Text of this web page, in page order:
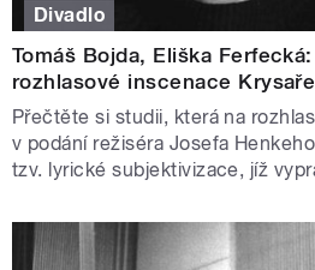
Divadlo
Tomáš Bojda, Eliška
rozhlasové inscenace Krysaře
Přečtěte si studii, která na
v podání režiséra Josefa
tzv. lyrické subjektivizace, jíž